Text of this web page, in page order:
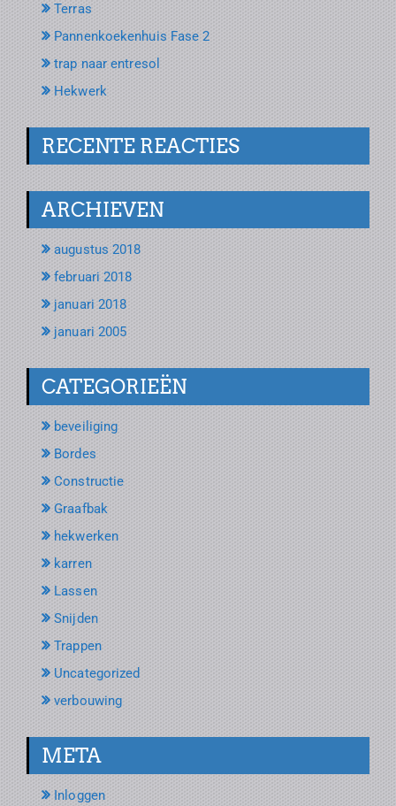
Terras
Pannenkoekenhuis Fase 2
trap naar entresol
Hekwerk
RECENTE REACTIES
ARCHIEVEN
augustus 2018
februari 2018
januari 2018
januari 2005
CATEGORIEËN
beveiliging
Bordes
Constructie
Graafbak
hekwerken
karren
Lassen
Snijden
Trappen
Uncategorized
verbouwing
META
Inloggen